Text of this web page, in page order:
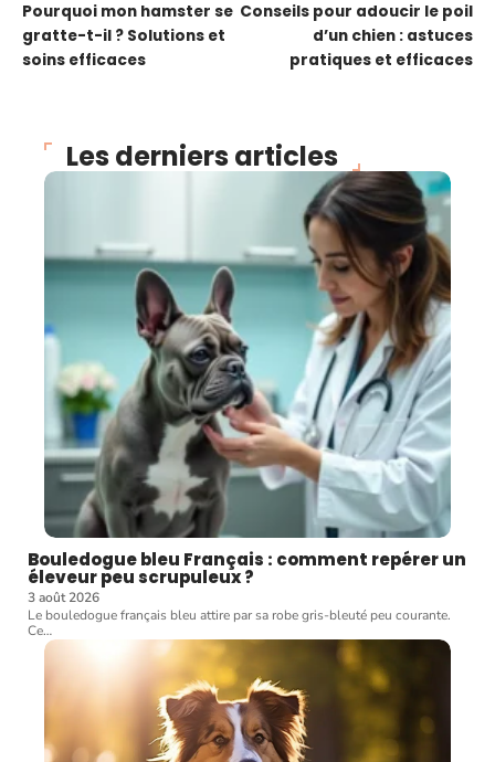
Pourquoi mon hamster se
gratte-t-il ? Solutions et
soins efficaces
Conseils pour adoucir le poil
d’un chien : astuces
pratiques et efficaces
Les derniers articles
Bouledogue bleu Français : comment repérer un
éleveur peu scrupuleux ?
3 août 2026
Le bouledogue français bleu attire par sa robe gris-bleuté peu courante.
Ce…